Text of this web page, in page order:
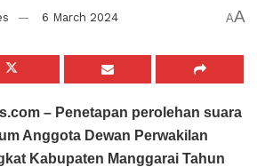
6 March 2024 AA
– Penetapan perolehan suara
Anggota Dewan Perwakilan
Kabupaten Manggarai Tahun